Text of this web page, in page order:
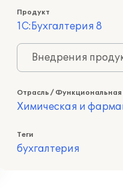
Продукт
1С:Бухгалтерия 8
Внедрения
Отрасль / Функциональная
Химическая и
Теги
бухгалтерия